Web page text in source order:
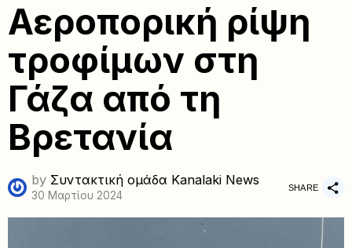
Αεροπορική ρίψη
τροφίμων στη
Γάζα από τη
Βρετανία
by Συντακτική ομάδα Kanalaki News
30 Μαρτίου 2024
SHARE